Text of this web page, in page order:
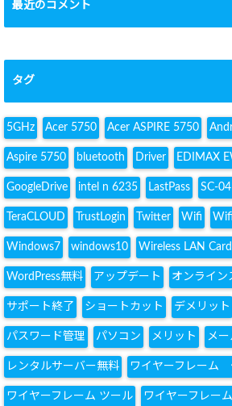
最近のコメント
タグ
5GHz Acer 5750 Acer ASPIRE 5750
Aspire 5750 bluetooth Driver EDIMAX
GoogleDrive intel n 6235 LastPass SC-
TeraCLOUD TrustLogin Twitter Wifi
Windows7 windows10 Wireless LAN Card
WordPress無料 アップデート オンライン
サポート終了 ショートカット デメリット
パスワード管理 パソコン メリット メ
レンタルサーバー無料 ワイヤーフレーム
ワイヤーフレーム ツール ワイヤーフレー